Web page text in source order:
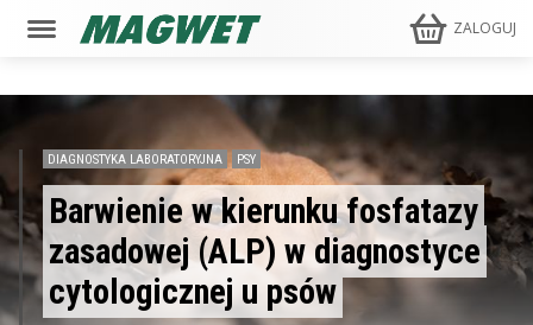
ZALOGUJ
DIAGNOSTYKA LABORATORYJNA PSY
Barwienie w kierunku fosfatazy
zasadowej (ALP) w diagnostyce
cytologicznej u psów